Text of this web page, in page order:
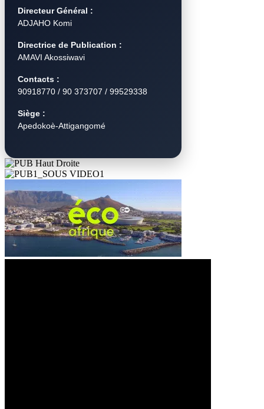
Directeur Général :
ADJAHO Komi
Directrice de Publication :
AMAVI Akossiwavi
Contacts :
90918770 / 90 373707 / 99529338
Siège :
Apedokoè-Attigangomé